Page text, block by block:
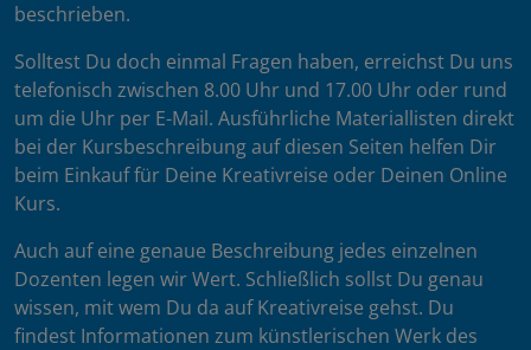
beschrieben.
Solltest Du doch einmal Fragen haben, erreichst Du uns
telefonisch zwischen 8.00 Uhr und 17.00 Uhr oder rund
um die Uhr per E-Mail. Ausführliche Materiallisten direkt
bei der Kursbeschreibung auf diesen Seiten helfen Dir
beim Einkauf für Deine Kreativreise oder Deinen Online
Kurs.
Auch auf eine genaue Beschreibung jedes einzelnen
Dozenten legen wir Wert. Schließlich sollst Du genau
wissen, mit wem Du da auf Kreativreise gehst. Du
findest Informationen zum künstlerischen Werk des